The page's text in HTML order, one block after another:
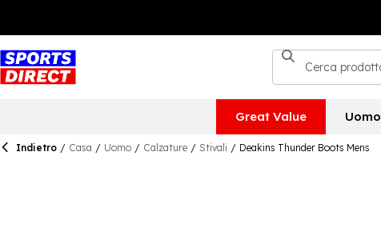
Great Value Uomo
Indietro / Casa / Uomo / Calzature / Stivali / Deakins Thunder Boots Mens